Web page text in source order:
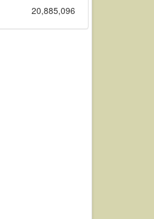
20,885,096